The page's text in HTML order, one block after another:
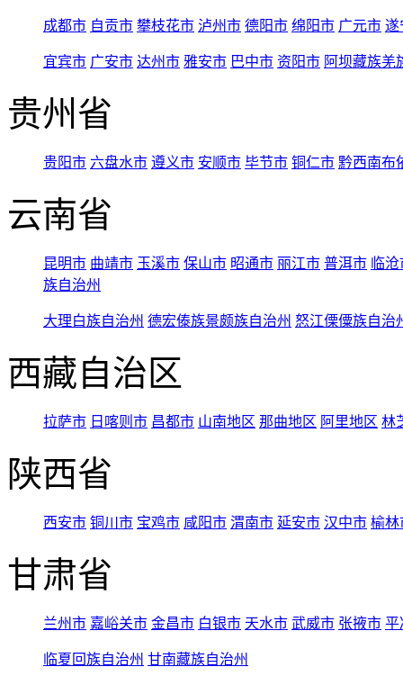
成都市 自贡市 攀枝花市 泸州市 德阳市 绵阳市 广元市 遂
宜宾市 广安市 达州市 雅安市 巴中市 资阳市 阿坝藏族羌
贵州省
贵阳市 六盘水市 遵义市 安顺市 毕节市 铜仁市 黔西南布
云南省
昆明市 曲靖市 玉溪市 保山市 昭通市 丽江市 普洱市 临
族自治州
大理白族自治州 德宏傣族景颇族自治州 怒江傈僳族自治
西藏自治区
拉萨市 日喀则市 昌都市 山南地区 那曲地区 阿里地区 林
陕西省
西安市 铜川市 宝鸡市 咸阳市 渭南市 延安市 汉中市 榆林
甘肃省
兰州市 嘉峪关市 金昌市 白银市 天水市 武威市 张掖市 平
临夏回族自治州 甘南藏族自治州